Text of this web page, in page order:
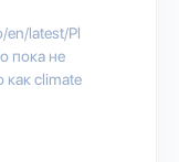
en/latest/Pl
пока не
как climate